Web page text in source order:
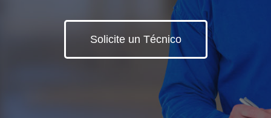
Solicite un Técnico